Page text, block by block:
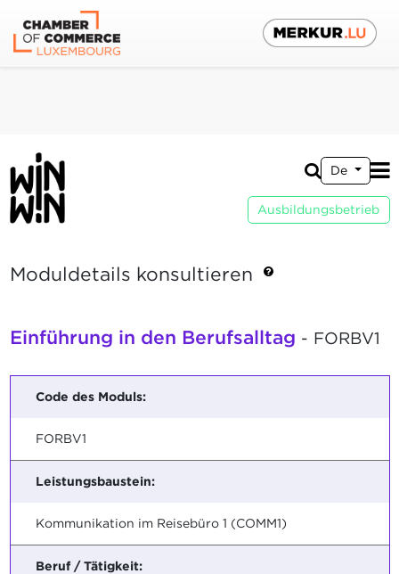
De
Ausbildungsbetrieb
Moduldetails konsultieren
Einführung in den Berufsalltag - FORBV1
Code des Moduls:
FORBV1
Leistungsbaustein:
Kommunikation im Reisebüro 1 (COMM1)
Beruf / Tätigkeit: